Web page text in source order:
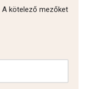
A kötelező mezőket